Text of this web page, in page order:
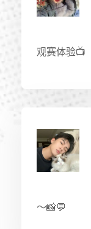
观赛体验📺
～📸💬